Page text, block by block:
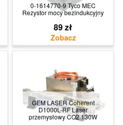
0-1614770-9 Tyco MEC
Rezystor mocy bezindukcyjny
89 zł
GEM LASER Coherent
D1000L-RF Laser
przemysłowy CO2 130W